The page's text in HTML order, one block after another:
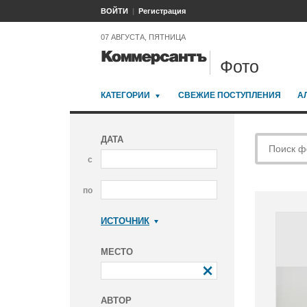
ВОЙТИ Регистрация
07 АВГУСТА, ПЯТНИЦА
Фото
КАТЕГОРИИ СВЕЖИЕ ПОСТУПЛЕНИЯ
ДАТА
с
по
ИСТОЧНИК
МЕСТО
АВТОР